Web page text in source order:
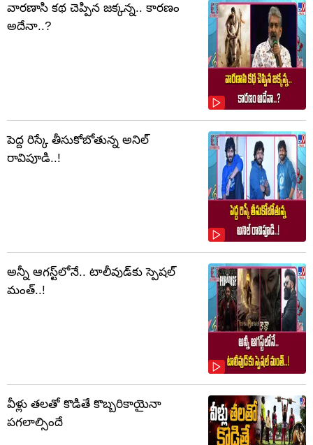
వారణాసి కథ చెప్పిన జక్కన్న.. కారణం
అదేనా..?
పెద్ద రిస్కే తీసుకోబోతున్న అనిల్
రావిపూడి..!
అన్నీ ఆగస్ట్‌లోనే.. టాలీవుడ్‌కు స్పెషల్
మంత్..!
వీళ్లు తలతో కొడితే కొబ్బరికాయైనా
పగలాల్సిందే